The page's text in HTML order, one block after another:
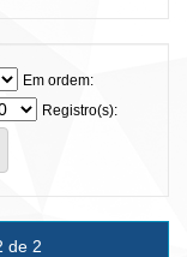
Em ordem:
Registro(s):
de 2